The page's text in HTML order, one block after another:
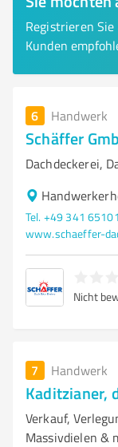
Registrieren
Kunden
6 Handwerk
Schäffer
Dachdeckerei,
Tel. +49 341
www.schaeffer-
Nicht
7 Handwerk
Kaditzianer,
Verkauf,
Massivdielen &